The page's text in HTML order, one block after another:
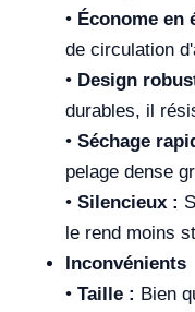
• Économe en
de circulation
• Design
durables, il
• Séchage
pelage dense
• Silencieux :
le rend moins
Inconvénients
• Taille : Bien